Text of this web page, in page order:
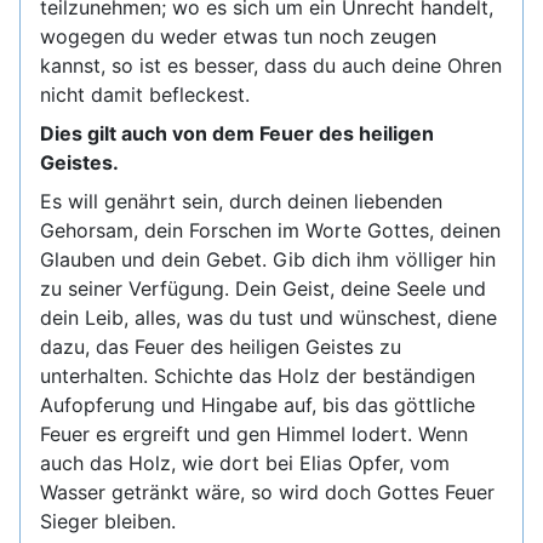
teilzunehmen; wo es sich um ein Unrecht handelt,
wogegen du weder etwas tun noch zeugen
kannst, so ist es besser, dass du auch deine Ohren
nicht damit befleckest.
Dies gilt auch von dem Feuer des heiligen
Geistes.
Es will genährt sein, durch deinen liebenden
Gehorsam, dein Forschen im Worte Gottes, deinen
Glauben und dein Gebet. Gib dich ihm völliger hin
zu seiner Verfügung. Dein Geist, deine Seele und
dein Leib, alles, was du tust und wünschest, diene
dazu, das Feuer des heiligen Geistes zu
unterhalten. Schichte das Holz der beständigen
Aufopferung und Hingabe auf, bis das göttliche
Feuer es ergreift und gen Himmel lodert. Wenn
auch das Holz, wie dort bei Elias Opfer, vom
Wasser getränkt wäre, so wird doch Gottes Feuer
Sieger bleiben.